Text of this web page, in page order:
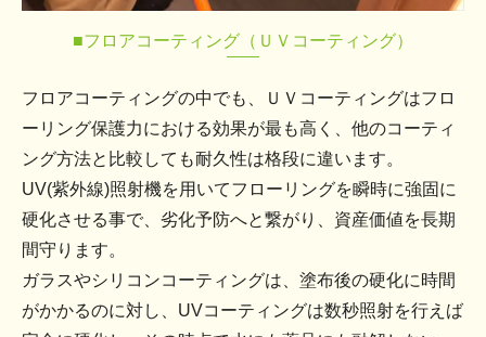
■フロアコーティング（ＵＶコーティング）
フロアコーティングの中でも、ＵＶコーティングはフロ
ーリング保護力における効果が最も高く、他のコーティ
ング方法と比較しても耐久性は格段に違います。
UV(紫外線)照射機を用いてフローリングを瞬時に強固に
硬化させる事で、劣化予防へと繋がり、資産価値を長期
間守ります。
ガラスやシリコンコーティングは、塗布後の硬化に時間
がかかるのに対し、UVコーティングは数秒照射を行えば